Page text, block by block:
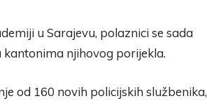
u Sarajevu, polaznici se sada
njihovog porijekla.
od 160 novih policijskih službenika,